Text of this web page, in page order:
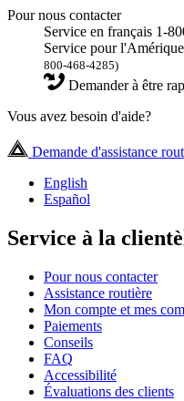
Pour nous contacter
Service en français 1-
Service pour
800-468-4285)
Demander à être
Vous avez besoin d'aide?
Demande d'assistance
English
Español
Service à la
Pour nous contacter
Assistance routière
Mon compte et mes
Paiements
Conseils
FAQ
Accessibilité
Évaluations des clients